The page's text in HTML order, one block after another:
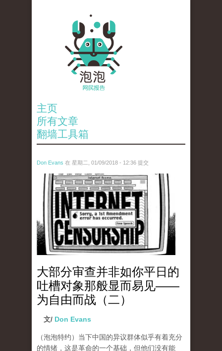
主页
所有文章
翻墙工具箱
Don Evans 在 星期二, 01/09/2018 - 12:36 提交
wechatimg866.jpeg
大部分审查并非如你平日的
吐槽对象那般显而易见——
为自由而战（二）
文/ Don Evans
（泡泡特约） 当下中国的异议群体似乎有着充分
的情绪，这是革命的一个基础，但他们没有能